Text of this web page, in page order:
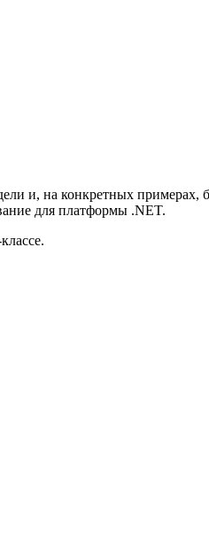
и, на конкретных примерах,
для платформы .NET.